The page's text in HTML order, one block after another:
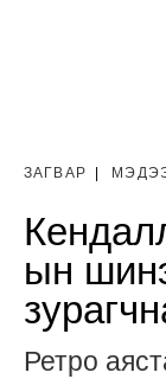
ЗАГВАР
ын
Ретро